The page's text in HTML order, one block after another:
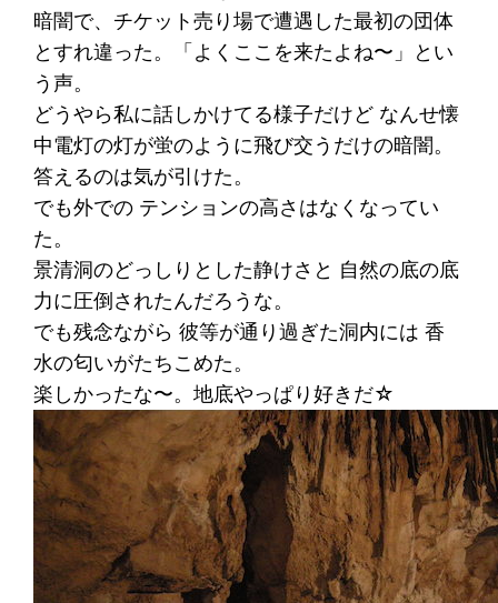
暗闇で、チケット売り場で遭遇した最初の団体
とすれ違った。「よくここを来たよね〜」とい
う声。
どうやら私に話しかけてる様子だけど なんせ懐
中電灯の灯が蛍のように飛び交うだけの暗闇。
答えるのは気が引けた。
でも外での テンションの高さはなくなってい
た。
景清洞のどっしりとした静けさと 自然の底の底
力に圧倒されたんだろうな。
でも残念ながら 彼等が通り過ぎた洞内には 香
水の匂いがたちこめた。
楽しかったな〜。地底やっぱり好きだ☆